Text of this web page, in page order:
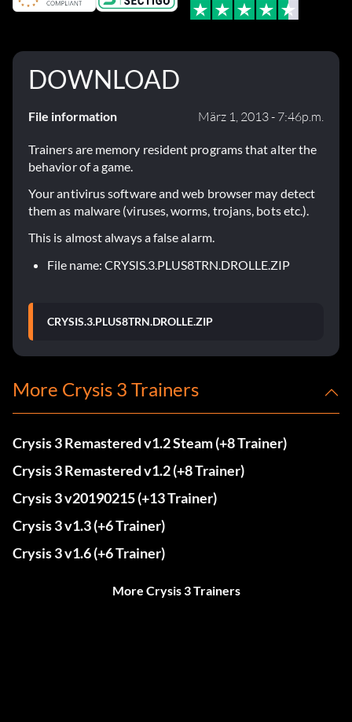
DOWNLOAD
File information März 1, 2013 - 7:46p.m.
Trainers are memory resident programs that alter the
behavior of a game.
Your antivirus software and web browser may detect
them as malware (viruses, worms, trojans, bots etc.).
This is almost always a false alarm.
File name: CRYSIS.3.PLUS8TRN.DROLLE.ZIP
CRYSIS.3.PLUS8TRN.DROLLE.ZIP
More Crysis 3 Trainers
Crysis 3 Remastered v1.2 Steam (+8 Trainer)
Crysis 3 Remastered v1.2 (+8 Trainer)
Crysis 3 v20190215 (+13 Trainer)
Crysis 3 v1.3 (+6 Trainer)
Crysis 3 v1.6 (+6 Trainer)
More Crysis 3 Trainers